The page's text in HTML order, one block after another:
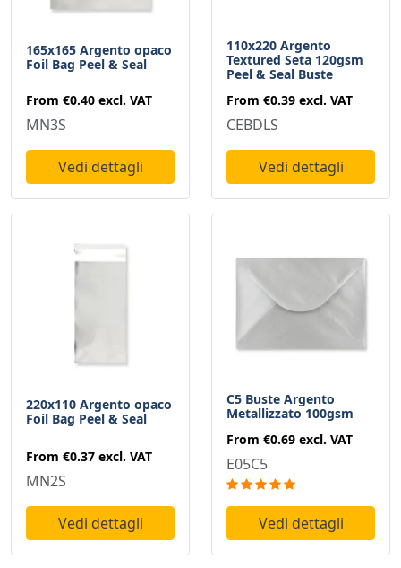
165x165 Argento opaco
Foil Bag Peel & Seal
From €0.40 excl. VAT
MN3S
Vedi dettagli
110x220 Argento
Textured Seta 120gsm
Peel & Seal Buste
From €0.39 excl. VAT
CEBDLS
Vedi dettagli
220x110 Argento opaco
Foil Bag Peel & Seal
From €0.37 excl. VAT
MN2S
Vedi dettagli
C5 Buste Argento
Metallizzato 100gsm
From €0.69 excl. VAT
E05C5
Vedi dettagli